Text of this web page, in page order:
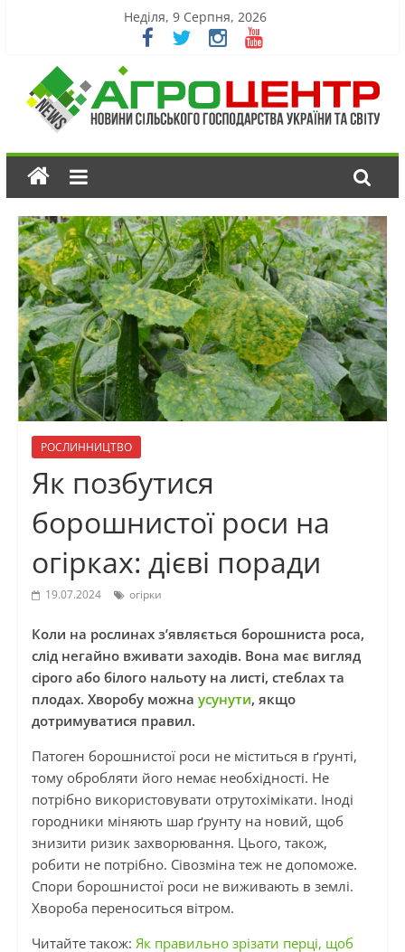
Неділя, 9 Серпня, 2026
РОСЛИННИЦТВО
Як позбутися
борошнистої роси на
огірках: дієві поради
19.07.2024 огірки
Коли на рослинах з’являється борошниста роса,
слід негайно вживати заходів. Вона має вигляд
сірого або білого нальоту на листі, стеблах та
плодах. Хворобу можна усунути, якщо
дотримуватися правил.
Патоген борошнистої роси не міститься в ґрунті,
тому обробляти його немає необхідності. Не
потрібно використовувати отрутохімікати. Іноді
городники міняють шар ґрунту на новий, щоб
знизити ризик захворювання. Цього, також,
робити не потрібно. Сівозміна теж не допоможе.
Спори борошнистої роси не виживають в землі.
Хвороба переноситься вітром.
Читайте також: Як правильно зрізати перці, щоб